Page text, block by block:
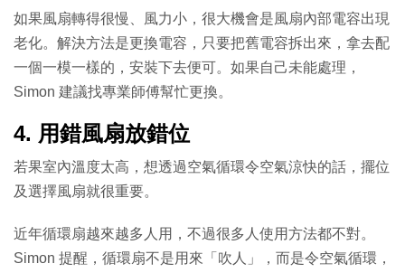
如果風扇轉得很慢、風力小，很大機會是風扇內部電容出現
老化。解決方法是更換電容，只要把舊電容拆出來，拿去配
一個一模一樣的，安裝下去便可。如果自己未能處理，
Simon 建議找專業師傅幫忙更換。
4. 用錯風扇放錯位
若果室內溫度太高，想透過空氣循環令空氣涼快的話，擺位
及選擇風扇就很重要。
近年循環扇越來越多人用，不過很多人使用方法都不對。
Simon 提醒，循環扇不是用來「吹人」，而是令空氣循環，